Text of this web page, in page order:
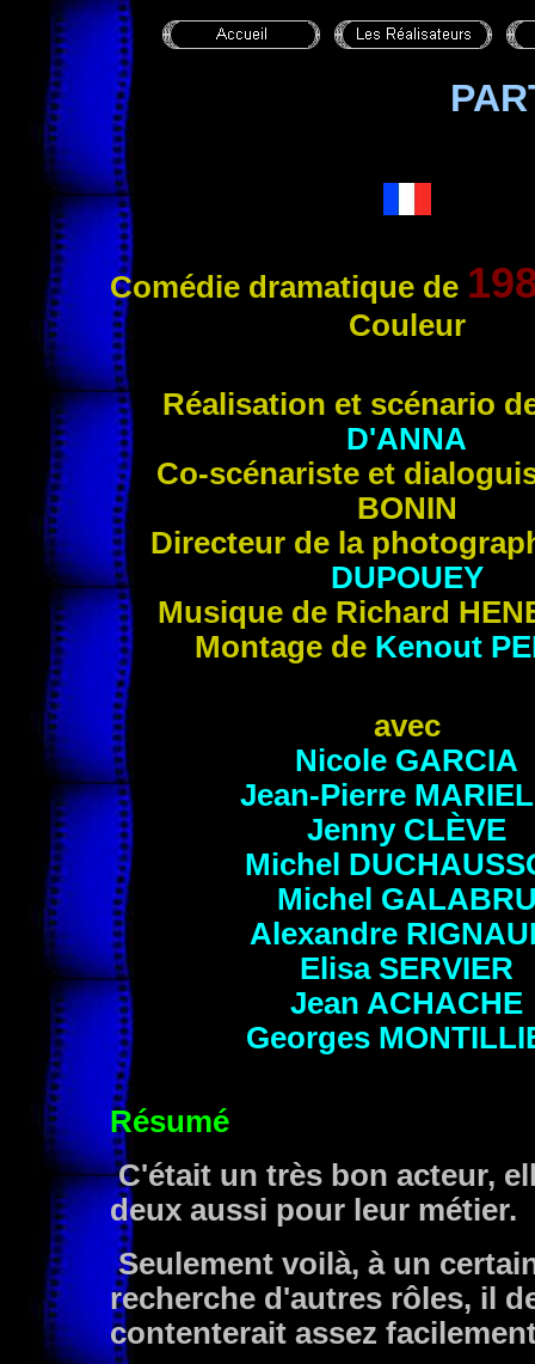
Comédie dramatique de
Couleur
Réalisation et scénario
D'ANNA
Co-scénariste et
BONIN
Directeur de la
DUPOUEY
Musique de Richard
Montage de Kenout
avec
Nicole GARCIA
Jean-Pierre
Jenny CLÈVE
Michel
Michel
Alexandre
Elisa SERVIER
Jean ACHACHE
Georges
Résumé
C'était un très bon acteur,
deux aussi pour leur métier.
Seulement voilà, à un
recherche d'autres rôles, il
contenterait assez